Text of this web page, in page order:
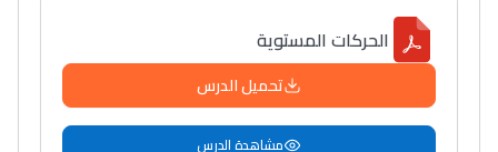
الحركات المستوية
تحميل الدرس
مشاهدة الدرس